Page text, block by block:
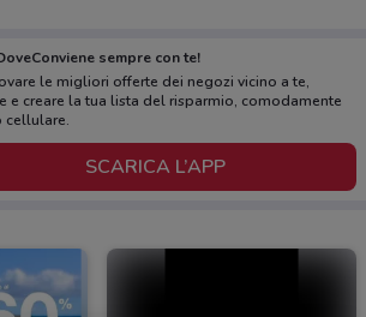
sempre con te!
le migliori offerte dei negozi vicino a te,
e creare la tua lista del risparmio, comodamente
cellulare.
SCARICA L’APP